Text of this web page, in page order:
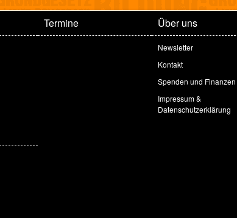
Termine Über uns
Newsletter
Kontakt
Spenden und Finanzen
Impressum &
Datenschutzerklärung